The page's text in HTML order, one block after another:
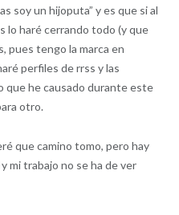
soy un hijoputa” y es que si al
lo haré cerrando todo (y que
pues tengo la marca en
perfiles de rrss y las
que he causado durante este
otro.
que camino tomo, pero hay
mi trabajo no se ha de ver